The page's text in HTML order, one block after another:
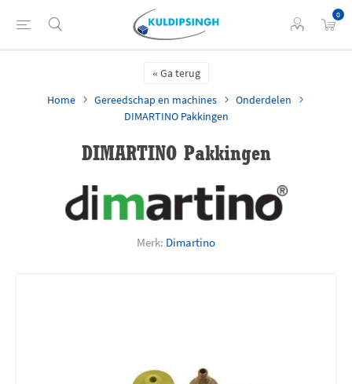
0
Ga terug
Home
Gereedschap en machines
Onderdelen
DIMARTINO Pakkingen
DIMARTINO Pakkingen
Merk: Dimartino